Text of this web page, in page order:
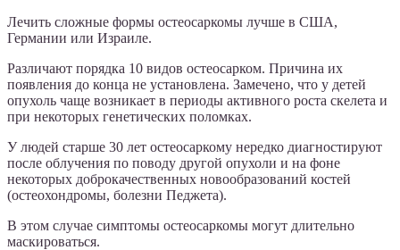
Лечить сложные формы остеосаркомы лучше в США,
Германии или Израиле.
Различают порядка 10 видов остеосарком. Причина их
появления до конца не установлена. Замечено, что у детей
опухоль чаще возникает в периоды активного роста скелета и
при некоторых генетических поломках.
У людей старше 30 лет остеосаркому нередко диагностируют
после облучения по поводу другой опухоли и на фоне
некоторых доброкачественных новообразований костей
(остеохондромы, болезни Педжета).
В этом случае симптомы остеосаркомы могут длительно
маскироваться.